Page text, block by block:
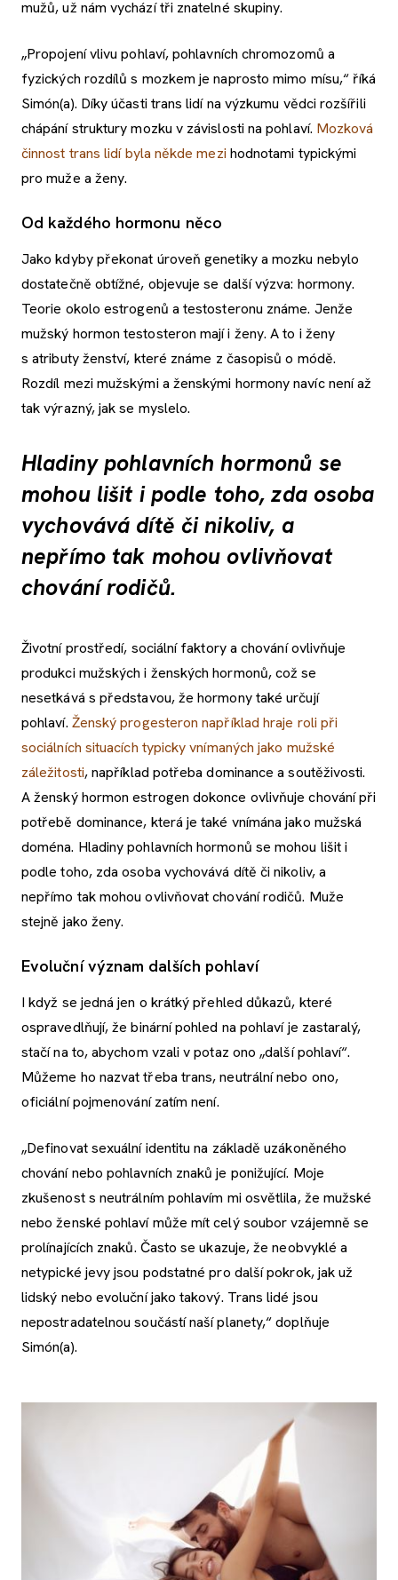
mužů, už nám vychází tři znatelné skupiny.
„Propojení vlivu pohlaví, pohlavních chromozomů a
fyzických rozdílů s mozkem je naprosto mimo mísu,“ říká
Simón(a). Díky účasti trans lidí na výzkumu vědci rozšířili
chápání struktury mozku v závislosti na pohlaví. Mozková
činnost trans lidí byla někde mezi hodnotami typickými
pro muže a ženy.
Od každého hormonu něco
Jako kdyby překonat úroveň genetiky a mozku nebylo
dostatečně obtížné, objevuje se další výzva: hormony.
Teorie okolo estrogenů a testosteronu známe. Jenže
mužský hormon testosteron mají i ženy. A to i ženy
s atributy ženství, které známe z časopisů o módě.
Rozdíl mezi mužskými a ženskými hormony navíc není až
tak výrazný, jak se myslelo.
Hladiny pohlavních hormonů se
mohou lišit i podle toho, zda osoba
vychovává dítě či nikoliv, a
nepřímo tak mohou ovlivňovat
chování rodičů.
Životní prostředí, sociální faktory a chování ovlivňuje
produkci mužských i ženských hormonů, což se
nesetkává s představou, že hormony také určují
pohlaví. Ženský progesteron například hraje roli při
sociálních situacích typicky vnímaných jako mužské
záležitosti, například potřeba dominance a soutěživosti.
A ženský hormon estrogen dokonce ovlivňuje chování při
potřebě dominance, která je také vnímána jako mužská
doména. Hladiny pohlavních hormonů se mohou lišit i
podle toho, zda osoba vychovává dítě či nikoliv, a
nepřímo tak mohou ovlivňovat chování rodičů. Muže
stejně jako ženy.
Evoluční význam dalších pohlaví
I když se jedná jen o krátký přehled důkazů, které
ospravedlňují, že binární pohled na pohlaví je zastaralý,
stačí na to, abychom vzali v potaz ono „další pohlaví“.
Můžeme ho nazvat třeba trans, neutrální nebo ono,
oficiální pojmenování zatím není.
„Definovat sexuální identitu na základě uzákoněného
chování nebo pohlavních znaků je ponižující. Moje
zkušenost s neutrálním pohlavím mi osvětlila, že mužské
nebo ženské pohlaví může mít celý soubor vzájemně se
prolínajících znaků. Často se ukazuje, že neobvyklé a
netypické jevy jsou podstatné pro další pokrok, jak už
lidský nebo evoluční jako takový. Trans lidé jsou
nepostradatelnou součástí naší planety,“ doplňuje
Simón(a).